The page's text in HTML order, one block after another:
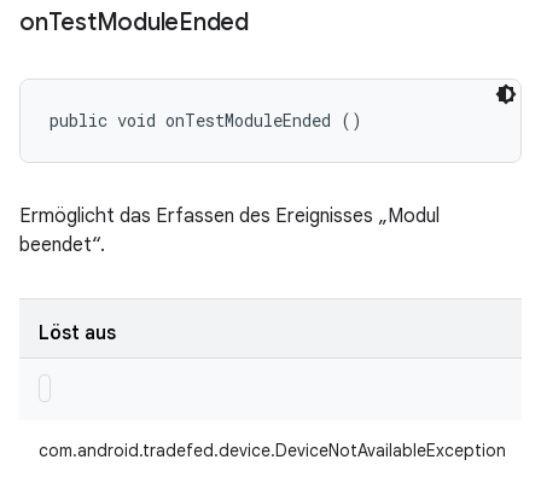
onTestModuleEnded
public void onTestModuleEnded ()
Ermöglicht das Erfassen des Ereignisses „Modul
beendet“.
Löst aus
com.android.tradefed.device.DeviceNotAvailableException